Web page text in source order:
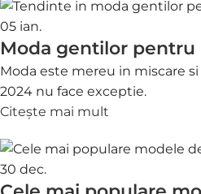
05 ian.
Moda gentilor pentru
Moda este mereu in miscare
2024 nu face exceptie.
Citește mai mult
30 dec.